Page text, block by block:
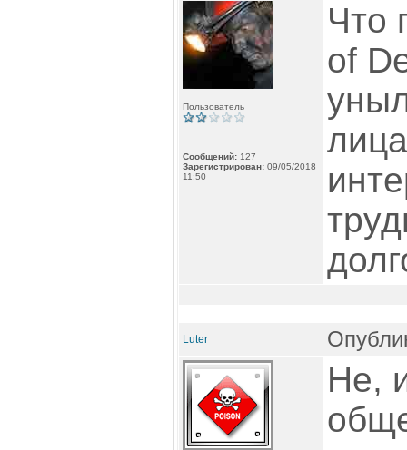
Пользователь
Сообщений: 127
Зарегистрирован: 09/05/2018
11:50
Что
of
Luter
Не,